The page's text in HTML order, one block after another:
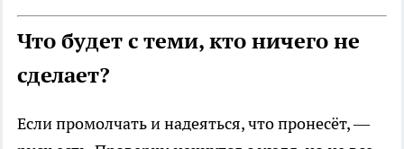
Что будет с теми, кто ничего не
сделает?
Если промолчать и надеяться, что пронесёт, —